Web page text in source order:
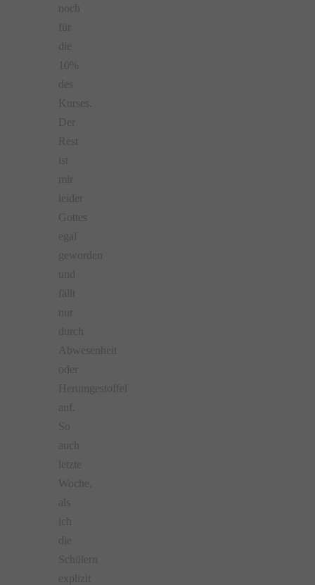
noch
für
die
10%
des
Kurses.
Der
Rest
ist
mir
leider
Gottes
egal
geworden
und
fällt
durch
Abwesenheit
oder
Herumgestoffel
auf.
So
auch
letzte
Woche,
als
ich
die
Schülern
explizit